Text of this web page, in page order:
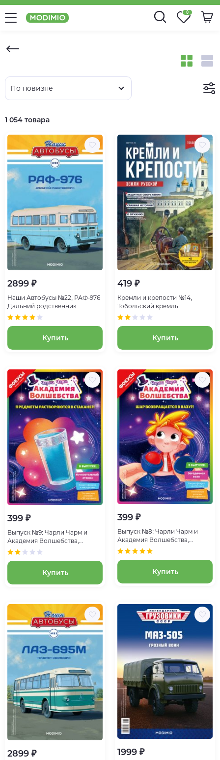
0
1 054 товара
По новизне
2899 ₽
Наши Автобусы №22, РАФ-976
Дальний родственник
Купить
419 ₽
Кремли и крепости №14,
Тобольский кремль
Купить
399 ₽
Выпуск №9: Чарли Чарм и
Академия Волшебства,
Исчезательный стакан
Купить
399 ₽
Выпуск №8: Чарли Чарм и
Академия Волшебства,
Загадочная ваза
Купить
2899 ₽ 1999 ₽